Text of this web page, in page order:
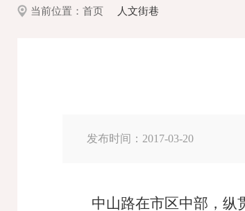
当前位置： 首页 人文街巷
发布时间：2017-03-20
中山路在市区中部，纵